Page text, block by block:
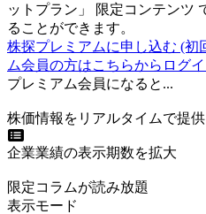
ットプラン 」 限定コンテンツ
ることができます。
株探プレミアムに申し込む (初
ム会員の方はこちらからログ
プレミアム会員になると...
株価情報をリアルタイムで提供
企業業績の表示期数を拡大
限定コラムが読み放題
表示モード